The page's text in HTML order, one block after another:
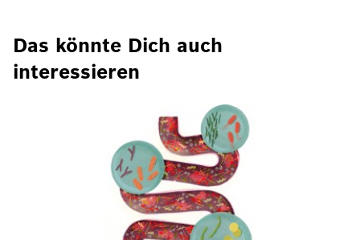
Das könnte Dich auch
interessieren